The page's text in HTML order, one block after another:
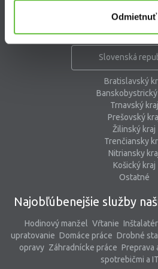
Odmietnuť
Slovenská
Bratislavský
Banskobystrický
Trnavský kraj
Prešovský
Žilinský kraj
Trenčiansky
Nitriansky
Košický kraj
Ostatné
Najobľúbenejšie služby
Hodinový manžel Vŕtanie
upratovanie Domáce práce Drobné
opravy Záhradnícke práce Preprava
spotrebičmi a IT